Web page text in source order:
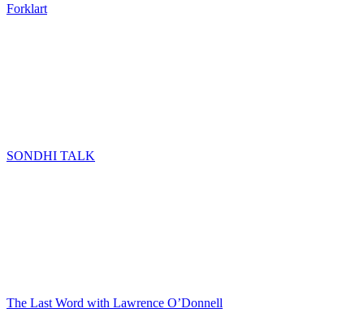
Forklart
SONDHI TALK
The Last Word with Lawrence O’Donnell